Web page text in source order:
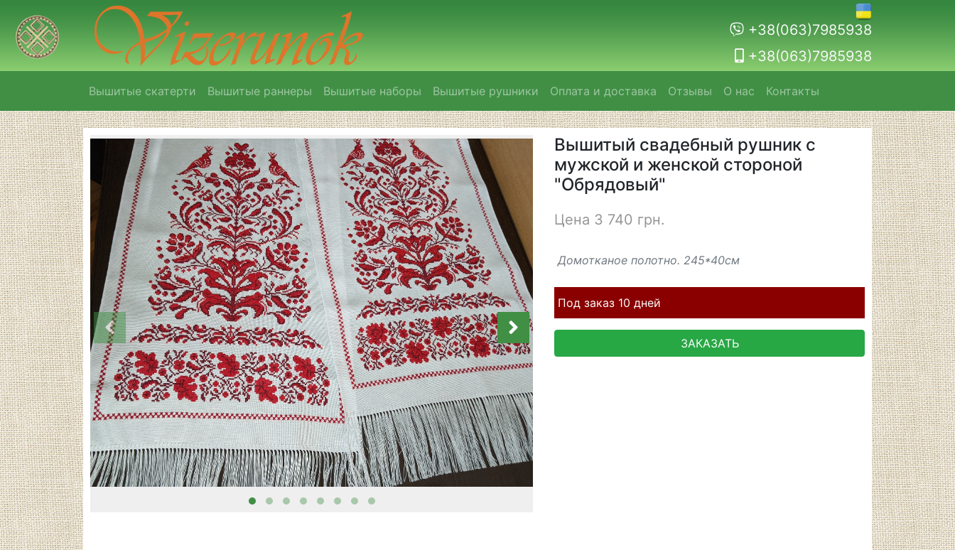
+38(063)7985938
+38(063)7985938
Вышитые скатерти Вышитые раннеры Вышитые наборы Вышитые рушники Оплата и доставка Отзывы О нас Контакты
Вышитый свадебный рушник с
мужской и женской стороной
"Обрядовый"
Цена 3 740 грн.
Домотканое полотно. 245*40см
Под заказ 10 дней
ЗАКАЗАТЬ